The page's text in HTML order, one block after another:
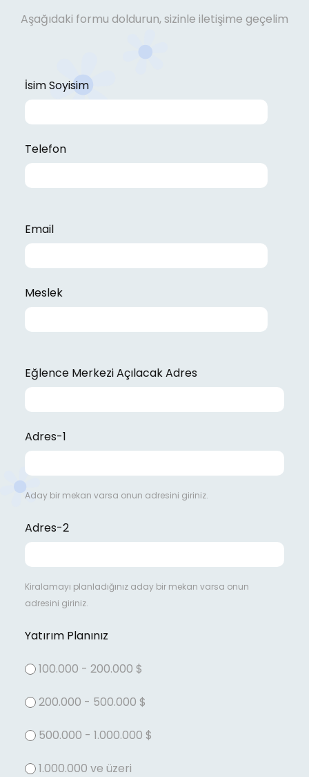
Aşağıdaki formu doldurun, sizinle iletişime geçelim
İsim Soyisim
Telefon
Email
Meslek
Eğlence Merkezi Açılacak Adres
Adres-1
Aday bir mekan varsa onun adresini giriniz.
Adres-2
Kiralamayı planladığınız aday bir mekan varsa onun
adresini giriniz.
Yatırım Planınız
100.000 - 200.000 $
200.000 - 500.000 $
500.000 - 1.000.000 $
1.000.000 ve üzeri